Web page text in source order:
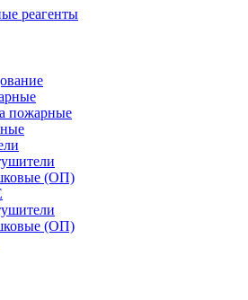
реагенты
пожарные
(ОП)
(ОП)